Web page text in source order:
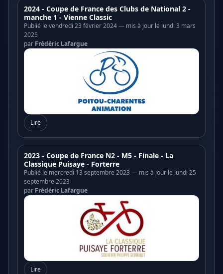
2024 - Coupe de France des Clubs de National 2 -
manche 1 - Vienne Classic
Publié le vendredi 23 février 2024 — mis à jour le lundi 3 mars
2025
par Frédéric Lafargue
Lire
2023 - Coupe de France N2 - M5 - Finale - La
Classique Puisaye - Forterre
Publié le mercredi 13 septembre 2023 — mis à jour le lundi 25
septembre 2023
par Frédéric Lafargue
Lire